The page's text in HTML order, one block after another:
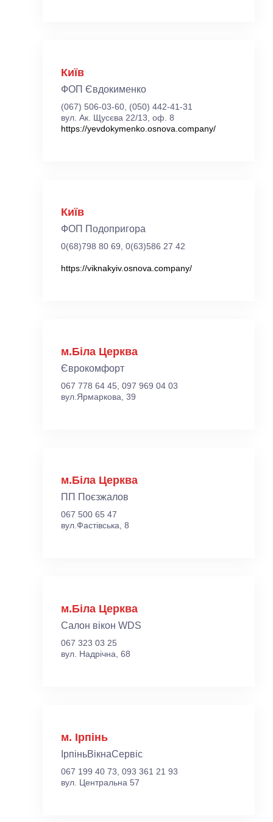
Київ
ФОП Євдокименко
(067) 506-03-60, (050) 442-41-31
вул. Ак. Щусєва 22/13, оф. 8
https://yevdokymenko.osnova.company/
Київ
ФОП Подопригора
0(68)798 80 69, 0(63)586 27 42
https://viknakyiv.osnova.company/
м.Біла Церква
Єврокомфорт
067 778 64 45, 097 969 04 03
вул.Ярмаркова, 39
м.Біла Церква
ПП Поєзжалов
067 500 65 47
вул.Фастівська, 8
м.Біла Церква
Салон вікон WDS
067 323 03 25
вул. Надрічна, 68
м. Ірпінь
ІрпіньВікнаСервіс
067 199 40 73, 093 361 21 93
вул. Центральна 57